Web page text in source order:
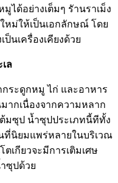
ได้อย่างเต็มๆ รัานราเม็ง
หม่ให้เป็นเอกลักษณ์ โดย
นเครื่องเคียงด้วย
ล
กระดูกหมู ไก่ และอาหาร
ากเนื่องจากความหลาก
มซุป นํ้าซุปประเภทนี้ทีทั้ง
ที่นิยมแพร่หลายในบริเวณ
เกียวจะมีการเติมเศษ
ซุปด้วย